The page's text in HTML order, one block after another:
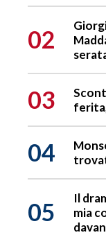
02
03
04
05
Il
mia